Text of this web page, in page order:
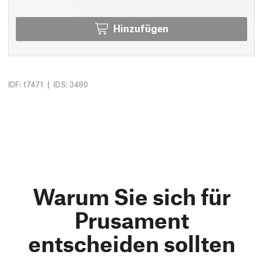
Hinzufügen
IDF: 17471 | IDS: 3480
Warum Sie sich für
Prusament
entscheiden sollten